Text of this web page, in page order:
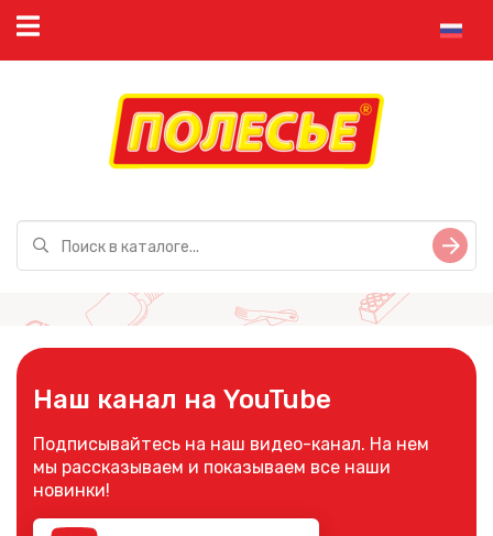
Наш канал на YouTube
Подписывайтесь на наш видео-канал. На нем
мы рассказываем и показываем все наши
новинки!